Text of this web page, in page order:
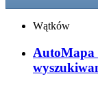
Wątków
AutoMapa